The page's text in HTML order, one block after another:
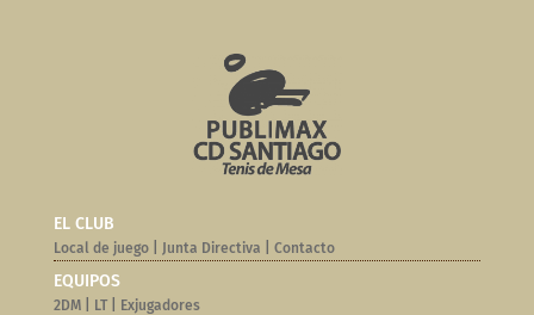
EL CLUB
Local de juego| Junta Directiva Contacto
EQUIPOS
2DM| LT| Exjugadores